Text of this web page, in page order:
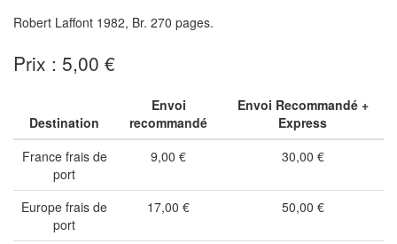
Robert Laffont 1982, Br. 270 pages.
Prix : 5,00 €
Destination
Envoi
recommandé
Envoi Recommandé +
Express
France frais de
port
9,00 € 30,00 €
Europe frais de
port
17,00 € 50,00 €